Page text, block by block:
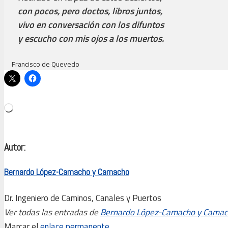
con pocos, pero doctos, libros juntos,
vivo en conversación con los difuntos
y escucho con mis ojos a los muertos.
Francisco de Quevedo
Cargando...
Autor:
Bernardo López-Camacho y Camacho
Dr. Ingeniero de Caminos, Canales y Puertos
Ver todas las entradas deBernardo López-Camacho y